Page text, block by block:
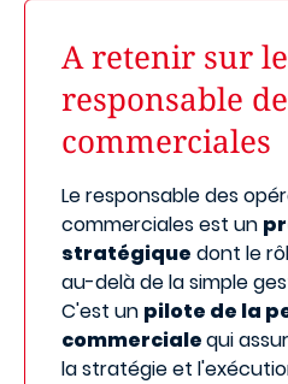
A retenir sur
responsable
commerciales
Le responsable des
commerciales est un
stratégique dont le
au-delà de la simple
C'est un pilote de la
commercialequi
la stratégie et